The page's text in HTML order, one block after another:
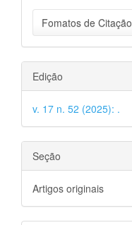
Fomatos de Citação
Edição
v. 17 n. 52 (2025): .
Seção
Artigos originais